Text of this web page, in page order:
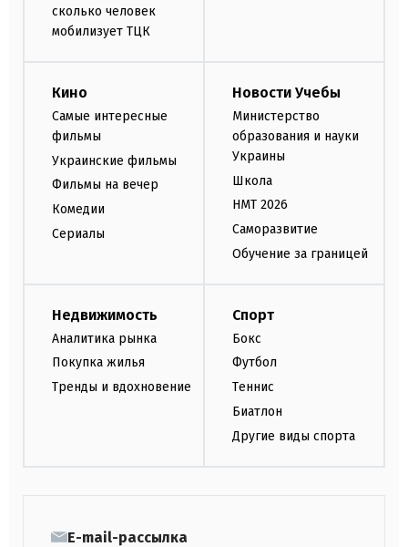
сколько человек
мобилизует ТЦК
Кино
Самые интересные
фильмы
Украинские фильмы
Фильмы на вечер
Комедии
Сериалы
Новости Учебы
Министерство
образования и науки
Украины
Школа
НМТ 2026
Саморазвитие
Обучение за границей
Недвижимость
Аналитика рынка
Покупка жилья
Тренды и вдохновение
Спорт
Бокс
Футбол
Теннис
Биатлон
Другие виды спорта
E-mail-рассылка